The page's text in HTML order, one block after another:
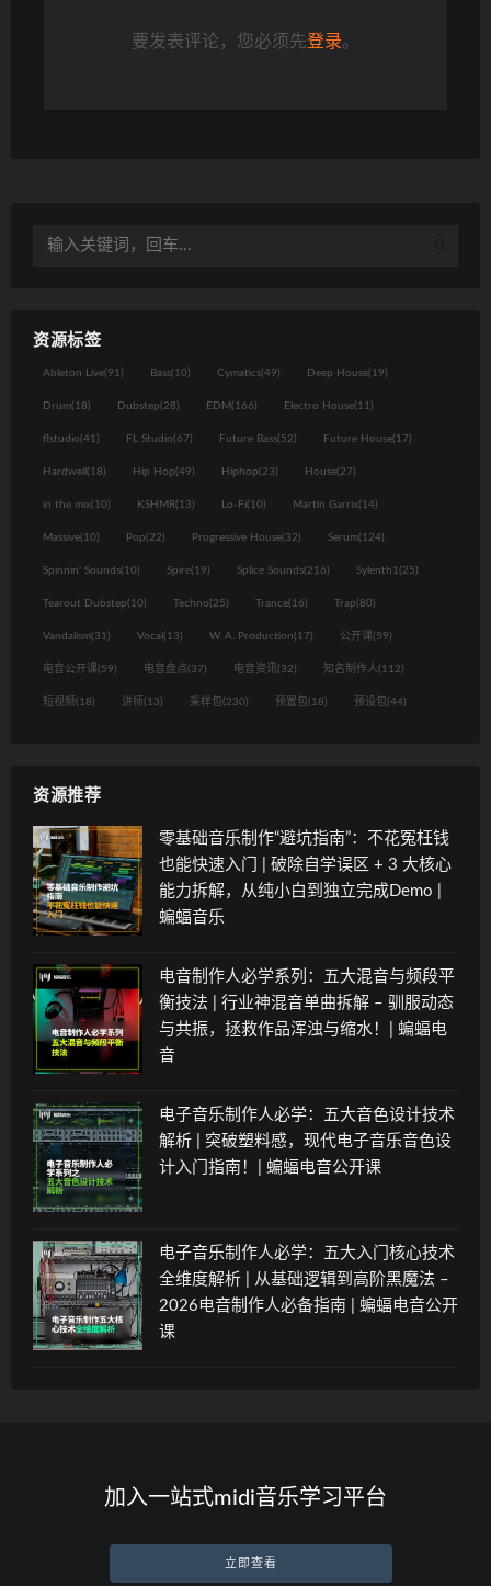
要发表评论，您必须先登录。
资源标签
Ableton Live(91) Bass(10) Cymatics(49) Deep House(19)
Drum(18) Dubstep(28) EDM(166) Electro House(11)
flstudio(41) FL Studio(67) Future Bass(52) Future House(17)
Hardwell (18) Hip Hop(49) Hiphop(23) House(27)
in the mix(10) KSHMR(13) Lo-Fi(10) Martin Garrix(14)
Massive(10) Pop(22) Progressive House(32) Serum(124)
Spinnin' Sounds(10) Spire(19) Splice Sounds(216) Sylenth1 (25)
Tearout Dubstep(10) Techno(25) Trance(16) Trap(80)
Vandalism(31) Vocal (13) W. A. Production(17) 公开课(59)
电音公开课(59) 电音盘点 (37) 电音资讯 (32) 知名制作人 (112)
短视频 (18) 讲师(13) 采样包(230) 预置包(18) 预设包(44)
资源推荐
零基础音乐制作“避坑指南”：不花冤枉钱
也能快速入门 | 破除自学误区 + 3 大核心
能力拆解，从纯小白到独立完成Demo |
蝙蝠音乐
电音制作人必学系列：五大混音与频段平
衡技法 | 行业神混音单曲拆解 – 驯服动态
与共振，拯救作品浑浊与缩水！| 蝙蝠电
音
电子音乐制作人必学：五大音色设计技术
解析 | 突破塑料感，现代电子音乐音色设
计入门指南！| 蝙蝠电音公开课
电子音乐制作人必学：五大入门核心技术
全维度解析 | 从基础逻辑到高阶黑魔法 –
2026电音制作人必备指南 | 蝙蝠电音公开
课
加入一站式midi音乐学习平台
立即查看